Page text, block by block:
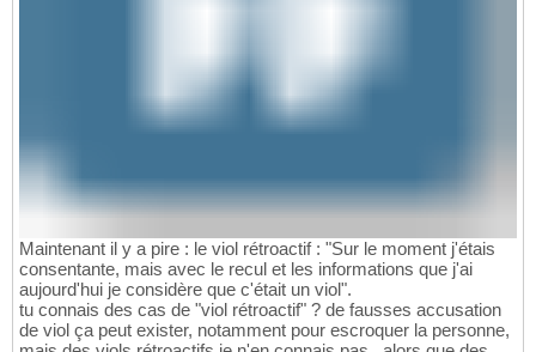
Maintenant il y a pire : le viol rétroactif : "Sur le moment j'étais
consentante, mais avec le recul et les informations que j'ai
aujourd'hui je considère que c'était un viol".
tu connais des cas de "viol rétroactif" ? de fausses accusation
de viol ça peut exister, notamment pour escroquer la personne,